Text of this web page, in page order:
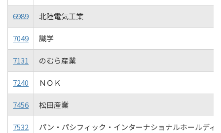
6989 北陸電気工業
7049 識学
7131 のむら産業
7240 ＮＯＫ
7456 松田産業
7532 パン・パシフィック・インターナショナルホールディ